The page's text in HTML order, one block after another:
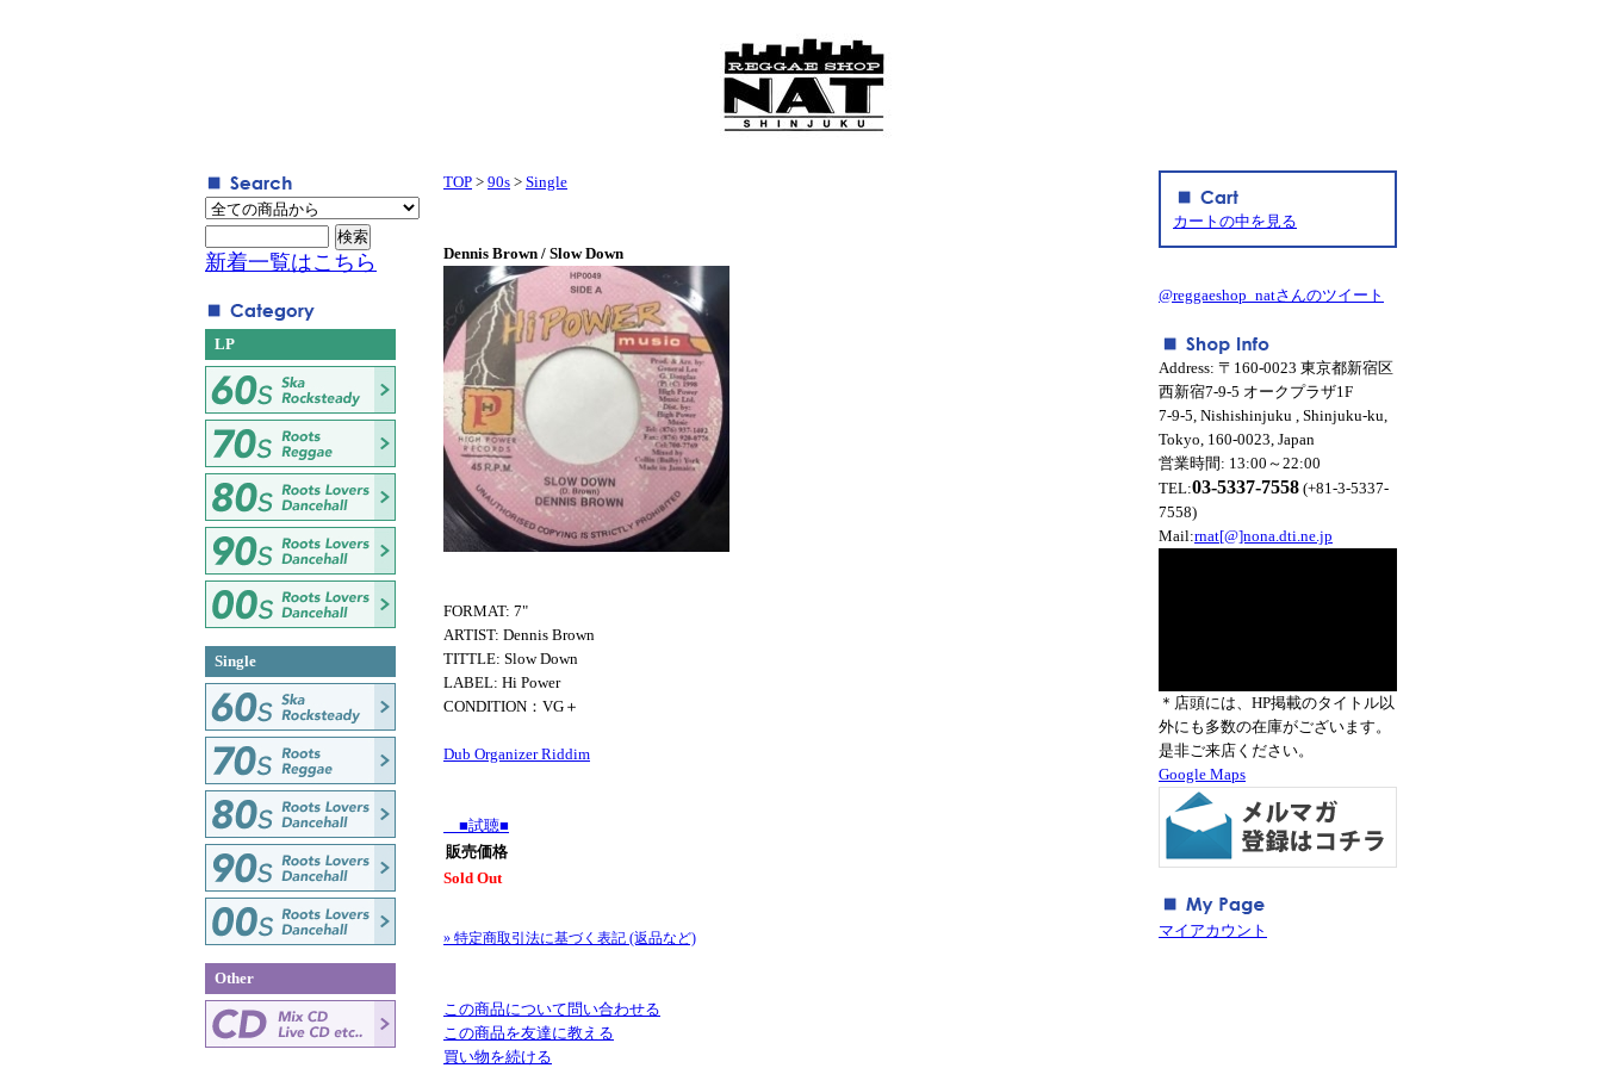
TOP > 90s > Single
Dennis Brown / Slow Down
FORMAT: 7"
ARTIST: Dennis Brown
TITTLE: Slow Down
LABEL: Hi Power
CONDITION：VG＋
Dub Organizer Riddim
■試聴■
販売価格
Sold Out
» 特定商取引法に基づく表記 (返品など)
この商品について問い合わせる
この商品を友達に教える
買い物を続ける
新着一覧はこちら
LP
Single
Other
カートの中を見る
@reggaeshop_natさんのツイート
Address: 〒160-0023 東京都新宿区
西新宿7-9-5 オークプラザ1F
7-9-5, Nishishinjuku , Shinjuku-ku,
Tokyo, 160-0023, Japan
営業時間: 13:00～22:00
TEL:03-5337-7558 (+81-3-5337-
7558)
Mail:rnat[@]nona.dti.ne.jp
＊店頭には、HP掲載のタイトル以
外にも多数の在庫がございます。
是非ご来店ください。
Google Maps
マイアカウント